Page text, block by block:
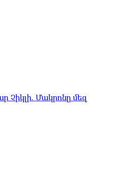
Չիկլի. Մակրոնը մեզ